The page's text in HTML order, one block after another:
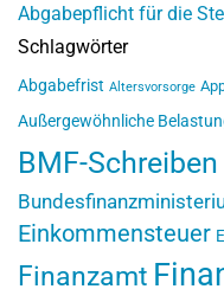
Abgabepflicht für die
Schlagwörter
Abgabefrist Altersvorsorge
Außergewöhnliche
BMF-Schreiben
Einkommensteuer
Finanzamt